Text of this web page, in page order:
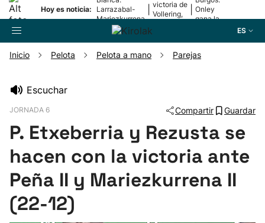
Hoy es noticia:
Larrazabal-
Mariezkurrena
II, a la final
victoria de
Vollering,
Onley
gana la
ES
Pelota
Remo
Baloncesto
Inicio Pelota Pelota a mano Parejas
Escuchar
JORNADA 6 Compartir Guardar
P. Etxeberria y Rezusta se
hacen con la victoria ante
Peña II y Mariezkurrena II
(22-12)